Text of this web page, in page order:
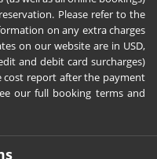
Please refer to the
on any extra charges
on our website are in USD,
and debit card surcharges)
report after the payment
our full booking terms and